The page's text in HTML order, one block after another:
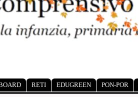
RETI EDUGREEN PON-POR